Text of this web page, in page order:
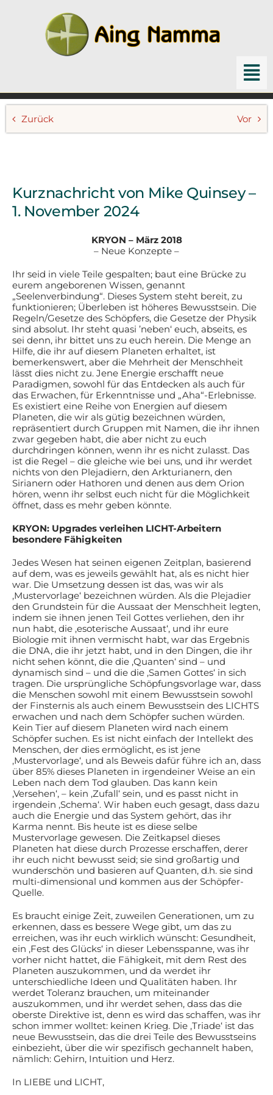
Home
Archiv
nach:
Zurück Vor
Kurznachricht von Mike Quinsey –
1. November 2024
KRYON – März 2018
– Neue Konzepte –
Ihr seid in viele Teile gespalten; baut eine Brücke zu
eurem angeborenen Wissen, genannt
„Seelenverbindung“. Dieses System steht bereit, zu
funktionieren; Überleben ist höheres Bewusstsein. Die
Regeln/Gesetze des Schöpfers, die Gesetze der Physik
sind absolut. Ihr steht quasi ’neben‘ euch, abseits, es
sei denn, ihr bittet uns zu euch herein. Die Menge an
Hilfe, die ihr auf diesem Planeten erhaltet, ist
bemerkenswert, aber die Mehrheit der Menschheit
lässt dies nicht zu. Jene Energie erschafft neue
Paradigmen, sowohl für das Entdecken als auch für
das Erwachen, für Erkenntnisse und „Aha“-Erlebnisse.
Es existiert eine Reihe von Energien auf diesem
Planeten, die wir als gütig bezeichnen würden,
repräsentiert durch Gruppen mit Namen, die ihr ihnen
zwar gegeben habt, die aber nicht zu euch
durchdringen können, wenn ihr es nicht zulasst. Das
ist die Regel – die gleiche wie bei uns, und ihr werdet
nichts von den Plejadiern, den Arkturianern, den
Sirianern oder Hathoren und denen aus dem Orion
hören, wenn ihr selbst euch nicht für die Möglichkeit
öffnet, dass es mehr geben könnte.
KRYON: Upgrades verleihen LICHT-Arbeitern
besondere Fähigkeiten
Jedes Wesen hat seinen eigenen Zeitplan, basierend
auf dem, was es jeweils gewählt hat, als es nicht hier
war. Die Umsetzung dessen ist das, was wir als
‚Mustervorlage‘ bezeichnen würden. Als die Plejadier
den Grundstein für die Aussaat der Menschheit legten,
indem sie ihnen jenen Teil Gottes verliehen, den ihr
nun habt, die ‚esoterische Aussaat‘, und ihr eure
Biologie mit ihnen vermischt habt, war das Ergebnis
die DNA, die ihr jetzt habt, und in den Dingen, die ihr
nicht sehen könnt, die die ‚Quanten‘ sind – und
dynamisch sind – und die die ‚Samen Gottes‘ in sich
tragen. Die ursprüngliche Schöpfungsvorlage war, dass
die Menschen sowohl mit einem Bewusstsein sowohl
der Finsternis als auch einem Bewusstsein des LICHTS
erwachen und nach dem Schöpfer suchen würden.
Kein Tier auf diesem Planeten wird nach einem
Schöpfer suchen. Es ist nicht einfach der Intellekt des
Menschen, der dies ermöglicht, es ist jene
‚Mustervorlage‘, und als Beweis dafür führe ich an, dass
über 85% dieses Planeten in irgendeiner Weise an ein
Leben nach dem Tod glauben. Das kann kein
‚Versehen‘, – kein ‚Zufall‘ sein, und es passt nicht in
irgendein ‚Schema‘. Wir haben euch gesagt, dass dazu
auch die Energie und das System gehört, das ihr
Karma nennt. Bis heute ist es diese selbe
Mustervorlage gewesen. Die Zeitkapsel dieses
Planeten hat diese durch Prozesse erschaffen, derer
ihr euch nicht bewusst seid; sie sind großartig und
wunderschön und basieren auf Quanten, d.h. sie sind
multi-dimensional und kommen aus der Schöpfer-
Quelle.
Es braucht einige Zeit, zuweilen Generationen, um zu
erkennen, dass es bessere Wege gibt, um das zu
erreichen, was ihr euch wirklich wünscht: Gesundheit,
ein ‚Fest des Glücks‘ in dieser Lebensspanne, was ihr
vorher nicht hattet, die Fähigkeit, mit dem Rest des
Planeten auszukommen, und da werdet ihr
unterschiedliche Ideen und Qualitäten haben. Ihr
werdet Toleranz brauchen, um miteinander
auszukommen, und ihr werdet sehen, dass das die
oberste Direktive ist, denn es wird das schaffen, was ihr
schon immer wolltet: keinen Krieg. Die ‚Triade‘ ist das
neue Bewusstsein, das die drei Teile des Bewusstseins
einbezieht, über die wir spezifisch gechannelt haben,
nämlich: Gehirn, Intuition und Herz.
In LIEBE und LICHT,